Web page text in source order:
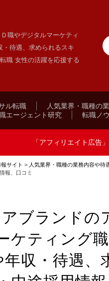
職やデジタルマーケティ
・待遇、求められるスキ
職 女性の活躍を応援する
ル転職 人気業界・職種の
エージェント研究 転職ノ
「アフィリエイト広告
サイト > 人気業界・職種の業務内容や待
報、口コミ
ブランドの
ケティング
収・待遇、